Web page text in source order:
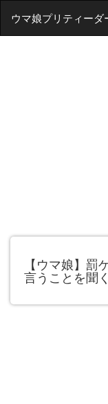
ウマ娘プリティー
【ウマ娘】
言うことを聞